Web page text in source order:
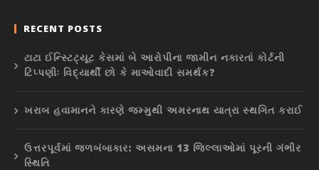
RECENT POSTS
ટાટા ઈન્સ્ટિટ્યૂટ કેસમાં બે આરોપીના જામીન નકારતાં કોર્ટની
ટિપ્પણીઃ વિદ્યાર્થી છો કે માઓવાદી સમર્થક?
ખરાબ હવામાનને કારણે જમ્મુથી અમરનાથ યાત્રા સ્થગિત કરાઈ
ઉત્તરપૂર્વમાં જળબંબાકાર: અસમના 13 જિલ્લાઓમાં પૂરની ગંભીર
સ્થિતિ